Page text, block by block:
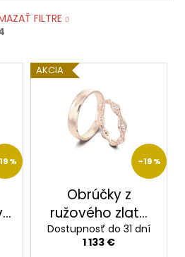
FILTRE
%
AKCIA
–19 %
Obrúčky z
ružového zlata
2014114/RX
Dostupnosť do 31 dní
1 133 €